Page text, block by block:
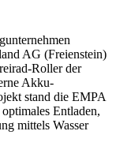
AG (Freienstein)
Roller der
Akku-
stand die EMPA
Entladen,
mittels Wasser